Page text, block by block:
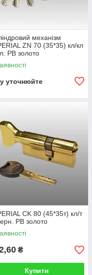
механізм
ZN 70 (35*35) кл/кл
PB золото
уточнюйте
CK 80 (45*35т) кл/т
PB золото
₴
Купити